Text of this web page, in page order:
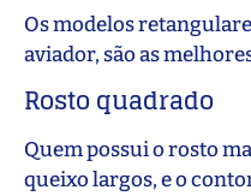
Os modelos
aviador, são as
Rosto quadrado
Quem possui o rosto
queixo largos, e o